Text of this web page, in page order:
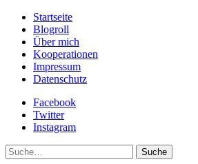
Startseite
Blogroll
Über mich
Kooperationen
Impressum
Datenschutz
Facebook
Twitter
Instagram
Suche